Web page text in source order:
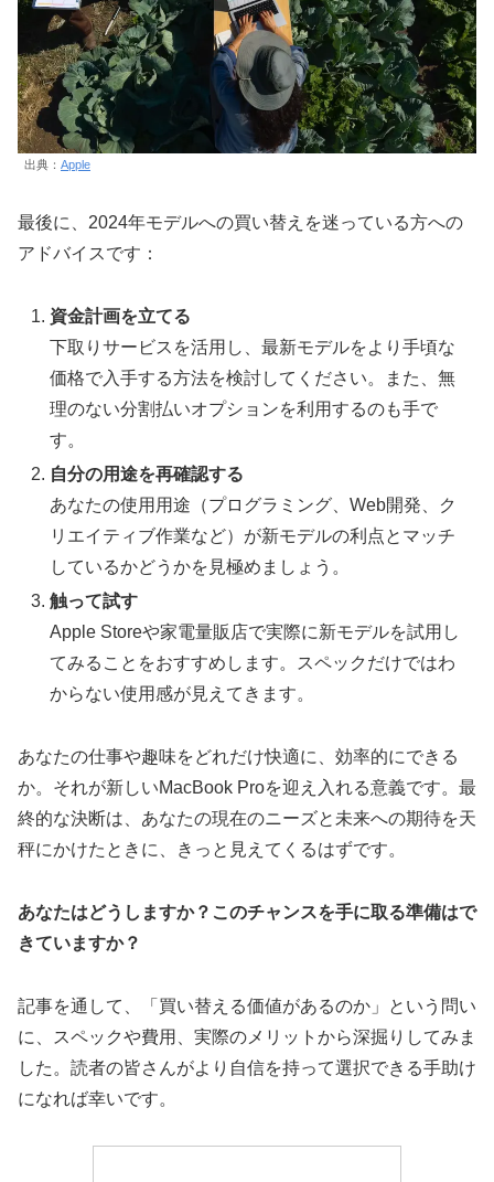
出典： Apple
最後に、2024年モデルへの買い替えを迷っている方への
アドバイスです：
資金計画を立てる
下取りサービスを活用し、最新モデルをより手頃な
価格で入手する方法を検討してください。また、無
理のない分割払いオプションを利用するのも手で
す。
自分の用途を再確認する
あなたの使用用途（プログラミング、Web開発、ク
リエイティブ作業など）が新モデルの利点とマッチ
しているかどうかを見極めましょう。
触って試す
Apple Storeや家電量販店で実際に新モデルを試用し
てみることをおすすめします。スペックだけではわ
からない使用感が見えてきます。
あなたの仕事や趣味をどれだけ快適に、効率的にできる
か。それが新しいMacBook Proを迎え入れる意義です。最
終的な決断は、あなたの現在のニーズと未来への期待を天
秤にかけたときに、きっと見えてくるはずです。
あなたはどうしますか？このチャンスを手に取る準備はで
きていますか？
記事を通して、「買い替える価値があるのか」という問い
に、スペックや費用、実際のメリットから深掘りしてみま
した。読者の皆さんがより自信を持って選択できる手助け
になれば幸いです。